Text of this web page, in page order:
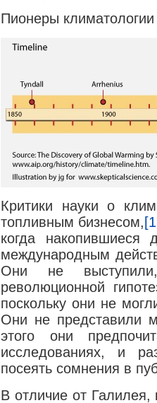
Пионеры
Критики науки о
топливным бизнесом,
когда накопившиеся
международным
Они не
революционной
поскольку они не
Они не представили
этого они
исследованиях, и
посеять сомнения в
В отличие от Галилея,